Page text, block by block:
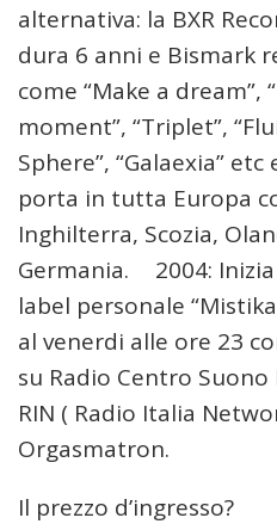
alternativa: la BXR
dura 6 anni e Bismark
come “Make a dream”,
moment”, “Triplet”,
Sphere”, “Galaexia”
porta in tutta Europa
Inghilterra, Scozia,
Germania. 2004: Inizia
label personale
al venerdi alle ore 23
su Radio Centro
RIN ( Radio Italia
Orgasmatron.
Il prezzo d’ingresso?